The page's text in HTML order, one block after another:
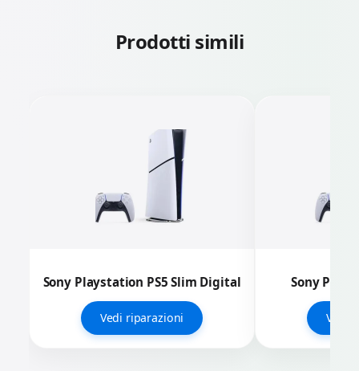
Prodotti simili
Sony Playstation PS5 Slim Digital
Vedi riparazioni
Sony
Vedi